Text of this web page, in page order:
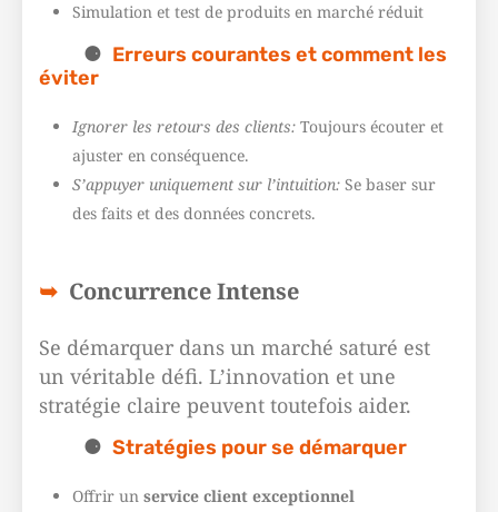
Simulation et test de produits en marché réduit
Erreurs courantes et comment les
éviter
Ignorer les retours des clients: Toujours écouter et
ajuster en conséquence.
S’appuyer uniquement sur l’intuition: Se baser sur
des faits et des données concrets.
Concurrence Intense
Se démarquer dans un marché saturé est
un véritable défi. L’innovation et une
stratégie claire peuvent toutefois aider.
Stratégies pour se démarquer
Offrir un service client exceptionnel